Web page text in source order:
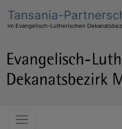
zum
Inhalt
Tansania-
im Evangelisch-Lutherischen